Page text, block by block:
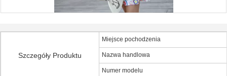
Szczegóły Produktu
Miejsce pochodzenia
Nazwa handlowa
Numer modelu